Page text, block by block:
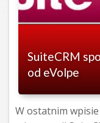
SuiteCRM
od eVolpe
W ostatnim